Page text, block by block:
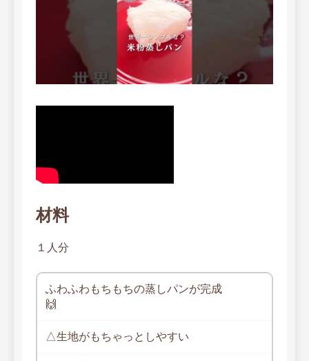
材料
１人分
ふわふわもちもちの蒸しパンが完成
🙌
△生地がもちゃっとしやすい